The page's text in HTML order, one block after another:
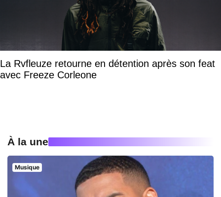
La Rvfleuze retourne en détention après son feat
avec Freeze Corleone
À la une
Musique